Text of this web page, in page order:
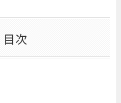
目次